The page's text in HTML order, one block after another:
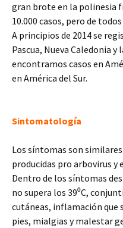
gran brote en la polinesia
10.000 casos, pero de
A principios de 2014 se
Pascua, Nueva Caledonia
encontramos casos en
en América del Sur.
Sintomatología
Los síntomas son
producidas pro arbovirus y
Dentro de los síntomas
no supera los 39⁰C,
cutáneas, inflamación que
pies, mialgias y malestar